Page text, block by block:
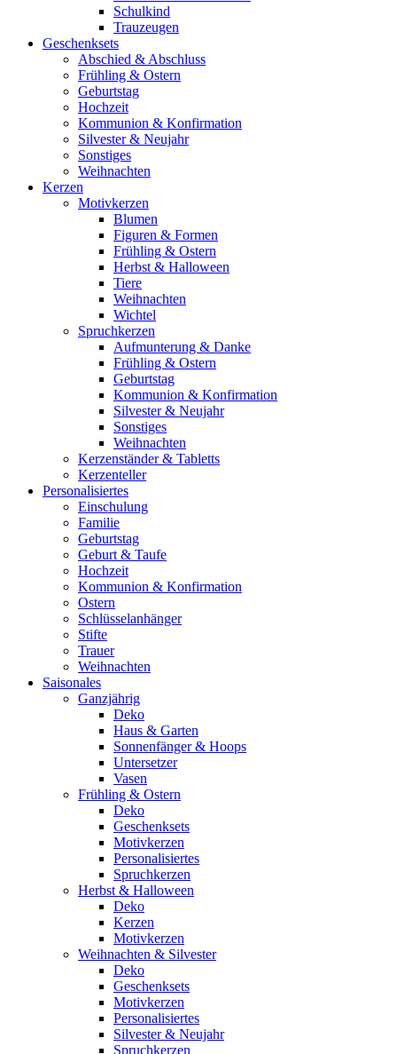
Schulkind
Trauzeugen
Geschenksets
Abschied & Abschluss
Frühling & Ostern
Geburtstag
Hochzeit
Kommunion & Konfirmation
Silvester & Neujahr
Sonstiges
Weihnachten
Kerzen
Motivkerzen
Blumen
Figuren & Formen
Frühling & Ostern
Herbst & Halloween
Tiere
Weihnachten
Wichtel
Spruchkerzen
Aufmunterung & Danke
Frühling & Ostern
Geburtstag
Kommunion & Konfirmation
Silvester & Neujahr
Sonstiges
Weihnachten
Kerzenständer & Tabletts
Kerzenteller
Personalisiertes
Einschulung
Familie
Geburtstag
Geburt & Taufe
Hochzeit
Kommunion & Konfirmation
Ostern
Schlüsselanhänger
Stifte
Trauer
Weihnachten
Saisonales
Ganzjährig
Deko
Haus & Garten
Sonnenfänger & Hoops
Untersetzer
Vasen
Frühling & Ostern
Deko
Geschenksets
Motivkerzen
Personalisiertes
Spruchkerzen
Herbst & Halloween
Deko
Kerzen
Motivkerzen
Weihnachten & Silvester
Deko
Geschenksets
Motivkerzen
Personalisiertes
Silvester & Neujahr
Spruchkerzen